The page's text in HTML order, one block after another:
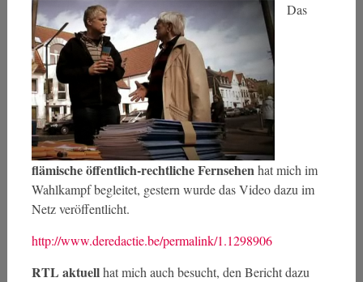
Das
flämische öffentlich-rechtliche Fernsehenhat mich im
Wahlkampf begleitet, gestern wurde das Video dazu im
Netz veröffentlicht.
http://www.deredactie.be/permalink/1.1298906
RTL aktuellhat mich auch besucht, den Bericht dazu